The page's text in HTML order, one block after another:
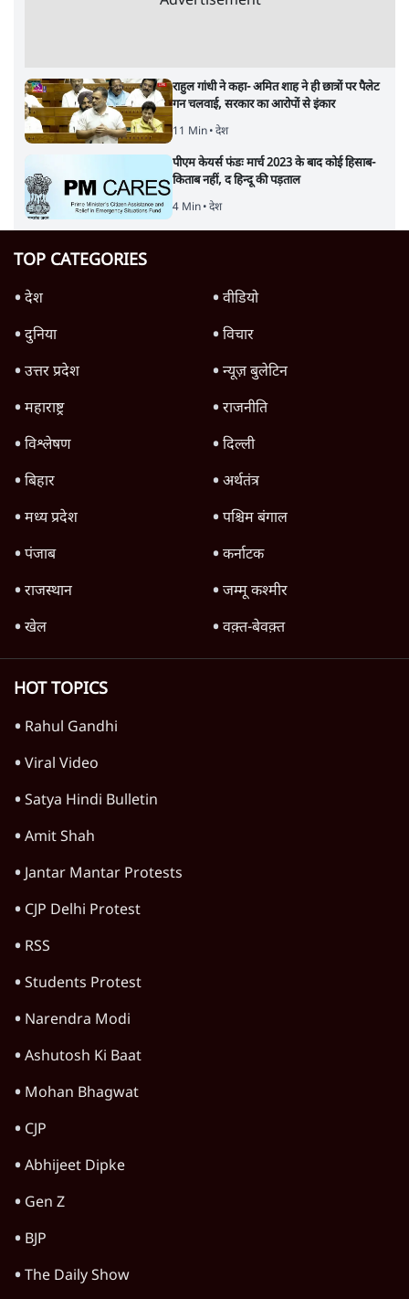
राहुल गांधी ने कहा- अमित शाह ने ही छात्रों पर पैलेट
गन चलवाई, सरकार का आरोपों से इंकार
11 Min• देश
पीएम केयर्स फंडः मार्च 2023 के बाद कोई हिसाब-
किताब नहीं, द हिन्दू की पड़ताल
4 Min• देश
TOP CATEGORIES
देश
वीडियो
दुनिया
विचार
उत्तर प्रदेश
न्यूज़ बुलेटिन
महाराष्ट्र
राजनीति
विश्लेषण
दिल्ली
बिहार
अर्थतंत्र
मध्य प्रदेश
पश्चिम बंगाल
पंजाब
कर्नाटक
राजस्थान
जम्मू कश्मीर
खेल
वक़्त-बेवक़्त
HOT TOPICS
Rahul Gandhi
Viral Video
Satya Hindi Bulletin
Amit Shah
Jantar Mantar Protests
CJP Delhi Protest
RSS
Students Protest
Narendra Modi
Ashutosh Ki Baat
Mohan Bhagwat
CJP
Abhijeet Dipke
Gen Z
BJP
The Daily Show